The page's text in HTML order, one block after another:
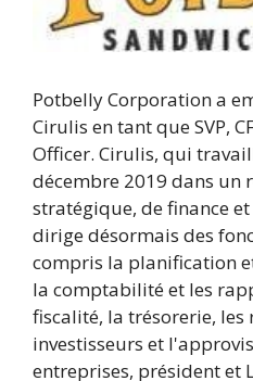
Potbelly Corporation a
Cirulis en tant que SVP,
Officer. Cirulis, qui
décembre 2019 dans un
stratégique, de finance
dirige désormais des
compris la planification
la comptabilité et les
fiscalité, la trésorerie, les
investisseurs et
entreprises, président et